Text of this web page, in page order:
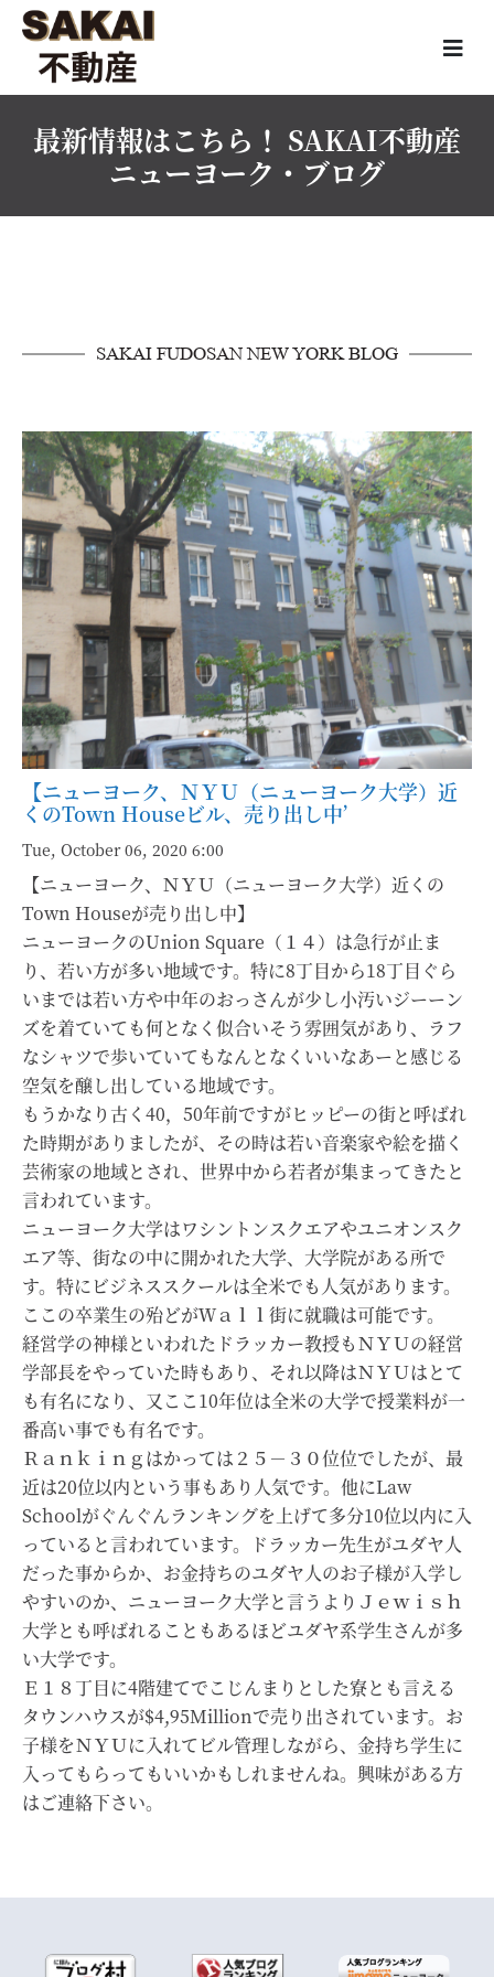
最新情報はこちら！ SAKAI不動産
ニューヨーク・ブログ
SAKAI FUDOSAN NEW YORK BLOG
【ニューヨーク、ＮＹＵ（ニューヨーク大学）近
くのTown Houseビル、売り出し中’
Tue, October 06, 2020 6:00
【ニューヨーク、ＮＹＵ（ニューヨーク大学）近くの
Town Houseが売り出し中】
ニューヨークのUnion Square（１４）は急行が止ま
り、若い方が多い地域です。特に8丁目から18丁目ぐら
いまでは若い方や中年のおっさんが少し小汚いジーーン
ズを着ていても何となく似合いそう雰囲気があり、ラフ
なシャツで歩いていてもなんとなくいいなあーと感じる
空気を醸し出している地域です。
もうかなり古く40，50年前ですがヒッピーの街と呼ばれ
た時期がありましたが、その時は若い音楽家や絵を描く
芸術家の地域とされ、世界中から若者が集まってきたと
言われています。
ニューヨーク大学はワシントンスクエアやユニオンスク
エア等、街なの中に開かれた大学、大学院がある所で
す。特にビジネススクールは全米でも人気があります。
ここの卒業生の殆どがＷａｌｌ街に就職は可能です。
経営学の神様といわれたドラッカー教授もＮＹＵの経営
学部長をやっていた時もあり、それ以降はＮＹＵはとて
も有名になり、又ここ10年位は全米の大学で授業料が一
番高い事でも有名です。
Ｒａｎｋｉｎｇはかっては２５－３０位位でしたが、最
近は20位以内という事もあり人気です。他にLaw
Schoolがぐんぐんランキングを上げて多分10位以内に入
っていると言われています。ドラッカー先生がユダヤ人
だった事からか、お金持ちのユダヤ人のお子様が入学し
やすいのか、ニューヨーク大学と言うよりＪｅｗｉｓｈ
大学とも呼ばれることもあるほどユダヤ系学生さんが多
い大学です。
Ｅ１８丁目に4階建てでこじんまりとした寮とも言える
タウンハウスが$4,95Millionで売り出されています。お
子様をＮＹＵに入れてビル管理しながら、金持ち学生に
入ってもらってもいいかもしれませんね。興味がある方
はご連絡下さい。